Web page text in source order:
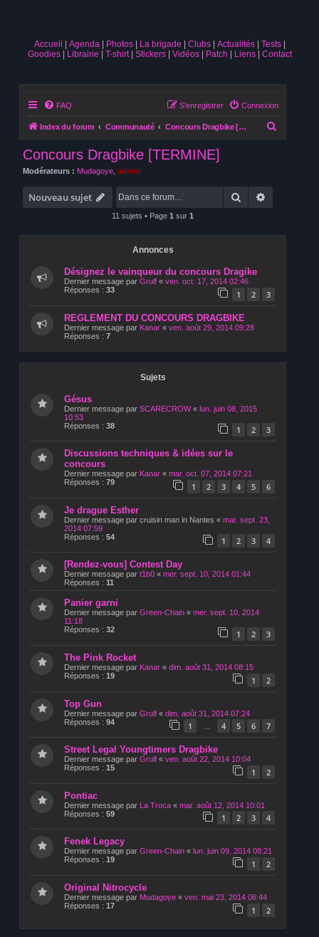
Accueil Agenda Photos La brigade Clubs Actualités
Tests
Goodies
Librairie T-shirt Stickers Vidéos Patch Liens Contact
FAQ Connexion
S’enregistrer
Index du forum Communauté Concours Dragbike [TERMINE]
Concours Dragbike [TERMINE]
Modérateurs : Mudagoye admin
Nouveau sujet Rechercher
11 sujets • Page 1 sur 1
Annonces
Désignez le vainqueur du concours Dragike
Dernier message par Grulf « ven. oct. 17, 2014 02:46
Réponses : 33 1 2 3
REGLEMENT DU CONCOURS DRAGBIKE
Dernier message par Kanar « ven. août 29, 2014 09:28
Réponses : 7
Sujets
Gésus
Dernier message par SCARECROW« lun. juin 08, 2015
10:53
Réponses : 38 1 2 3
Discussions techniques & idées sur le
concours
Dernier message par Kanar « mar. oct. 07, 2014 07:21
Réponses : 79 1 2 3 4 5 6
Je drague Esther
Dernier message par cruisin man in Nantes « mar. sept. 23,
2014 07:59
Réponses : 54 1 2 3 4
[Rendez-vous] Contest Day
Dernier message par t1b0 « mer. sept. 10, 2014 01:44
Réponses : 11
Panier garni
Dernier message par Green-Chain « mer. sept. 10, 2014
11:18
Réponses : 32 1 2 3
The Pink Rocket
Dernier message par Kanar « dim. août 31, 2014 08:15
Réponses : 19 1 2
Top Gun
Dernier message par Grulf « dim. août 31, 2014 07:24
Réponses : 94 1 4 5 6 7
Street Legal Youngtimers Dragbike
Dernier message par Grulf « ven. août 22, 2014 10:04
Réponses : 15 1 2
Pontiac
Dernier message par La Troca « mar. août 12, 2014 10:01
Réponses : 59 1 2 3 4
Fenek Legacy
Dernier message par Green-Chain « lun. juin 09, 2014 08:21
Réponses : 19 1 2
Original Nitrocycle
Dernier message par Mudagoye « ven. mai 23, 2014 06:44
Réponses : 17 1 2